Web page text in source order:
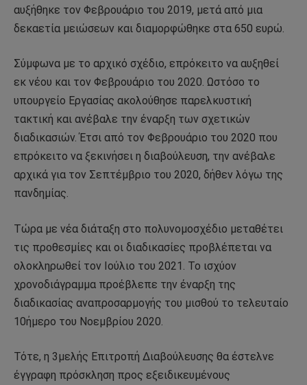
αυξήθηκε τον Φεβρουάριο του 2019, μετά από μια
δεκαετία μειώσεων και διαμορφώθηκε στα 650 ευρώ.
Σύμφωνα με το αρχικό σχέδιο, επρόκειτο να αυξηθεί
εκ νέου και τον Φεβρουάριο του 2020. Ωστόσο το
υπουργείο Εργασίας ακολούθησε παρελκυστική
τακτική και ανέβαλε την έναρξη των σχετικών
διαδικασιών. Έτσι από τον Φεβρουάριο του 2020 που
επρόκειτο να ξεκινήσει η διαβούλευση, την ανέβαλε
αρχικά για τον Σεπτέμβριο του 2020, δήθεν λόγω της
πανδημίας.
Τώρα με νέα διάταξη στο πολυνομοσχέδιο μεταθέτει
τις προθεσμίες και οι διαδικασίες προβλέπεται να
ολοκληρωθεί τον Ιούλιο του 2021. Το ισχύον
χρονοδιάγραμμα προέβλεπε την έναρξη της
διαδικασίας αναπροσαρμογής του μισθού το τελευταίο
10ήμερο του Νοεμβρίου 2020.
Τότε, η 3μελής Επιτροπή Διαβούλευσης θα έστελνε
έγγραφη πρόσκληση προς εξειδικευμένους